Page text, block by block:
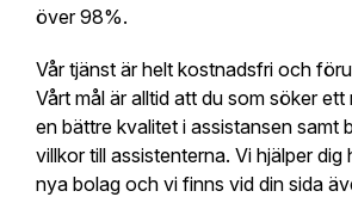
över 98%.
Vår tjänst är helt kostnadsfri och
Vårt mål är alltid att du som söker
en bättre kvalitet i assistansen samt
villkor till assistenterna. Vi hjälper dig
nya bolag och vi finns vid din sida